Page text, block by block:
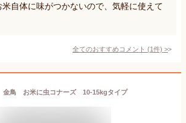
自体に味がつかないので、気軽に使えて
全てのおすすめコメント (1件) >
金鳥 お米に虫コナーズ 10-15kgタイプ